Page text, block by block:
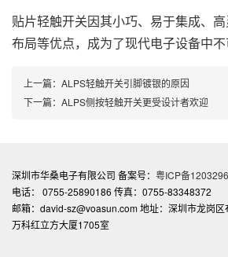
贴片轻触开关因其小巧、易于集成、
布局等优点，成为了现代电子设备中不
上一篇： ALPS轻触开关引脚镀银的原因
下一篇： ALPS侧按轻触开关更受设计者欢迎
深圳市华桑电子有限公司 备案号： 粤ICP备
电话： 0755-25890186 传真：0755-83348372
邮箱：david-sz@voasun.com 地址：深圳市龙岗区
万科红立方大厦1705室